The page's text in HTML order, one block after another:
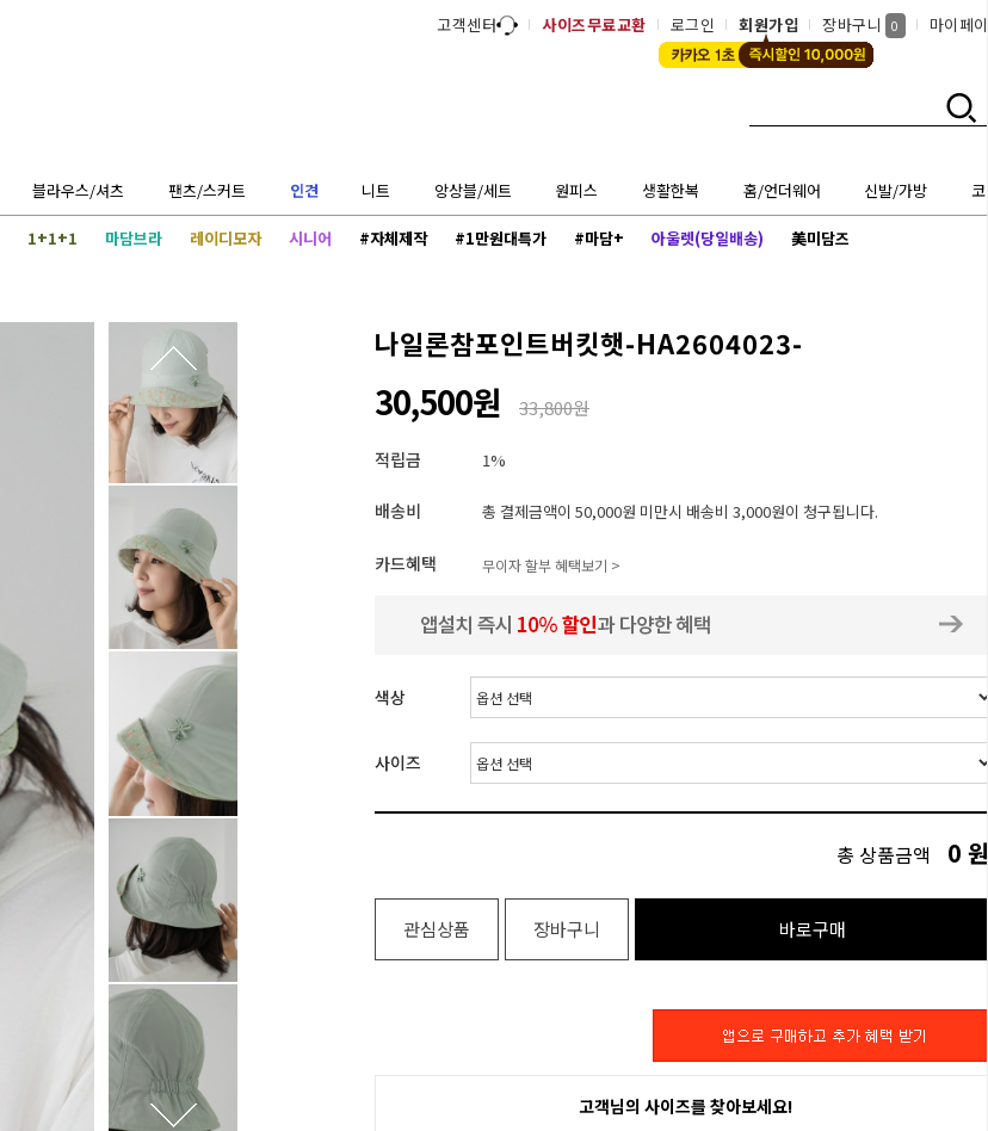
고객센터 사이즈무료교환 로그인 회원가입 장바구니 0 마이페
블라우스/셔츠 팬츠/스커트 인견 니트 앙상블/세트 원피스 생활한복 홈/언더웨어 신발/가방
1+1+1 마담브라 레이디모자 시니어 #자체제작 #1만원대특가 #마담+ 아울렛(당일배송) 美미담즈
나일론참포인트버킷햇-HA2604023-
30,500원 33,800원
적립금 1%
배송비 총 결제금액이 50,000원 미만시 배송비 3,000원이 청구됩니다.
카드혜택 무이자 할부 혜택보기 >
색상
사이즈
총 상품금액 0 원
관심상품 장바구니 바로구매
고객님의 사이즈를 찾아보세요!